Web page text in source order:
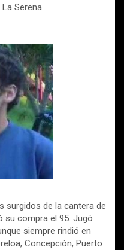
Serena.
surgidos de la cantera de
su compra el 95. Jugó
siempre rindió en
Concepción, Puerto